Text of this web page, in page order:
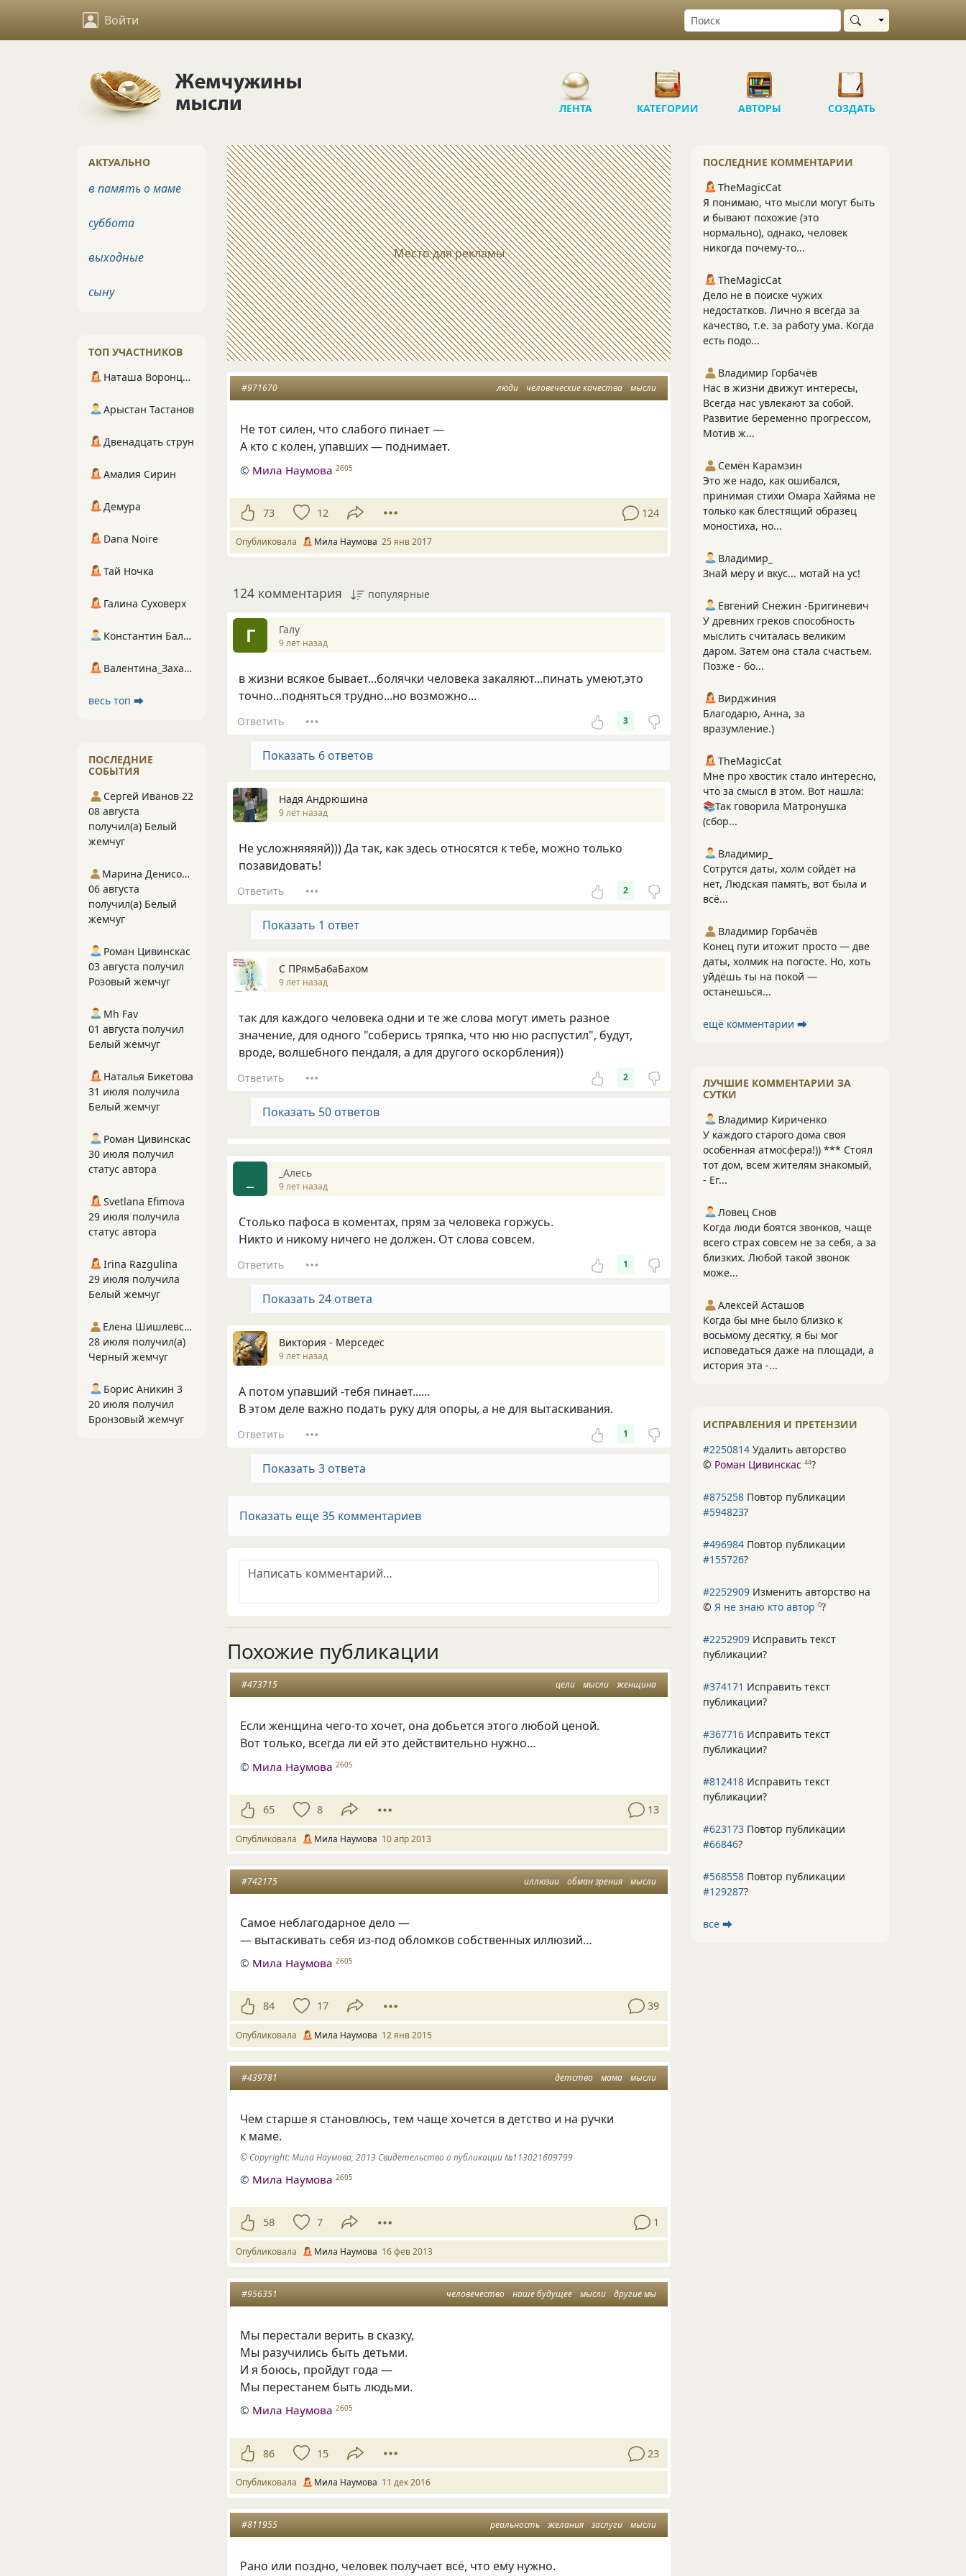
Войти Выбрать область
ЛЕНТА КАТЕГОРИИ АВТОРЫ СОЗДАТЬ
Место для рекламы
люди человеческие качества мысли
#971670
Не тот силен, что слабого пинает —
А кто с колен, упавших — поднимает.
© Мила Наумова 2605
73 12 124
Опубликовала Мила Наумова 25 янв 2017
124 комментария популярные
Г Галу
9 лет назад
в жизни всякое бывает...болячки человека закаляют...пинать умеют,это
точно...подняться трудно...но возможно...
Ответить 3
Показать 6 ответов
Надя Андрюшина
9 лет назад
Не усложняяяяй))) Да так, как здесь относятся к тебе, можно только
позавидовать!
Ответить 2
Показать 1 ответ
С ПРямБабаБахом
9 лет назад
так для каждого человека одни и те же слова могут иметь разное
значение, для одного "соберись тряпка, что ню ню распустил", будут,
вроде, волшебного пендаля, а для другого оскорбления))
Ответить 2
Показать 50 ответов
_Алесь
9 лет назад
Столько пафоса в коментах, прям за человека горжусь.
Никто и никому ничего не должен. От слова совсем.
Ответить 1
Показать 24 ответа
Виктория - Мерседес
9 лет назад
А потом упавший -тебя пинает......
В этом деле важно подать руку для опоры, а не для вытаскивания.
Ответить 1
Показать 3 ответа
Показать еще 35 комментариев
Похожие публикации
цели мысли женщина
#473715
Если женщина чего-то хочет, она добьется этого любой ценой.
Вот только, всегда ли ей это действительно нужно…
© Мила Наумова 2605
65 8 13
Опубликовала Мила Наумова 10 апр 2013
иллюзии обман зрения мысли
#742175
Самое неблагодарное дело —
— вытаскивать себя из-под обломков собственных иллюзий…
© Мила Наумова 2605
84 17 39
Опубликовала Мила Наумова 12 янв 2015
детство мама мысли
#439781
Чем старше я становлюсь, тем чаще хочется в детство и на ручки
к маме.
© Copyright: Мила Наумова, 2013 Свидетельство о публикации №113021609799
© Мила Наумова 2605
58 7 1
Опубликовала Мила Наумова 16 фев 2013
человечество наше будущее мысли другие мы
#956351
Мы перестали верить в сказку,
Мы разучились быть детьми.
И я боюсь, пройдут года —
Мы перестанем быть людьми.
© Мила Наумова 2605
86 15 23
Опубликовала Мила Наумова 11 дек 2016
реальность желания заслуги мысли
#811955
Рано или поздно, человек получает всё, что ему нужно.
ПОСЛЕДНИЕ КОММЕНТАРИИ
TheMagicCat
Я понимаю, что мысли могут быть
и бывают похожие (это
нормально), однако, человек
никогда почему-то...
TheMagicCat
Дело не в поиске чужих
недостатков. Лично я всегда за
качество, т.е. за работу ума. Когда
есть подо...
Владимир Горбачёв
Нас в жизни движут интересы,
Всегда нас увлекают за собой.
Развитие беременно прогрессом,
Мотив ж...
Семён Карамзин
Это же надо, как ошибался,
принимая стихи Омара Хайяма не
только как блестящий образец
моностиха, но...
Владимир_
Знай меру и вкус... мотай на ус!
Евгений Снежин -Бригиневич
У древних греков способность
мыслить считалась великим
даром. Затем она стала счастьем.
Позже - бо...
Вирджиния
Благодарю, Анна, за
вразумление.)
TheMagicCat
Мне про хвостик стало интересно,
что за смысл в этом. Вот нашла:
📚Так говорила Матронушка
(сбор...
Владимир_
Сотрутся даты, холм сойдёт на
нет, Людская память, вот была и
всё...
Владимир Горбачёв
Конец пути итожит просто — две
даты, холмик на погосте. Но, хоть
уйдёшь ты на покой —
останешься...
ещё комментарии ⮕
ЛУЧШИЕ КОММЕНТАРИИ ЗА
СУТКИ
Владимир Кириченко
У каждого старого дома своя
особенная атмосфера!)) *** Стоял
тот дом, всем жителям знакомый,
- Ег...
Ловец Снов
Когда люди боятся звонков, чаще
всего страх совсем не за себя, а за
близких. Любой такой звонок
може...
Алексей Асташов
Когда бы мне было близко к
восьмому десятку, я бы мог
исповедаться даже на площади, а
история эта -...
ИСПРАВЛЕНИЯ И ПРЕТЕНЗИИ
#2250814 Удалить авторство
© Роман Цивинскас 44?
#875258 Повтор публикации
#594823?
#496984 Повтор публикации
#155726?
#2252909 Изменить авторство на
© Я не знаю кто автор 0?
#2252909 Исправить текст
публикации?
#374171 Исправить текст
публикации?
#367716 Исправить текст
публикации?
#812418 Исправить текст
публикации?
#623173 Повтор публикации
#66846?
#568558 Повтор публикации
#129287?
все ⮕
АКТУАЛЬНО
в память о маме
суббота
выходные
сыну
ТОП УЧАСТНИКОВ
Наташа Воронцова
Арыстан Тастанов
Двенадцать струн
Амалия Сирин
Демура
Dana Noire
Тай Ночка
Галина Суховерх
Константин Балухта
Валентина_Захарова
весь топ ⮕
ПОСЛЕДНИЕ
СОБЫТИЯ
Сергей Иванов 22
08 августа
получил(а) Белый
жемчуг
Марина Денисова 5
06 августа
получил(а) Белый
жемчуг
Роман Цивинскас
03 августа получил
Розовый жемчуг
Mh Fav
01 августа получил
Белый жемчуг
Наталья Бикетова
31 июля получила
Белый жемчуг
Роман Цивинскас
30 июля получил
статус автора
Svetlana Efimova
29 июля получила
статус автора
Irina Razgulina
29 июля получила
Белый жемчуг
Елена Шишлевская
28 июля получил(а)
Черный жемчуг
Борис Аникин 3
20 июля получил
Бронзовый жемчуг